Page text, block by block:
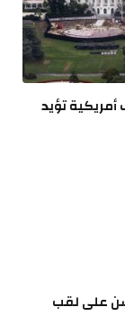
تؤيد
على لقب